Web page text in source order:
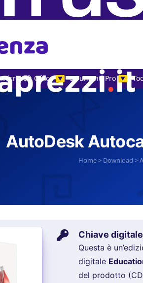
Microsoft Office ▼ Strumenti Pro ▼
AutoDesk
Home> Download >
Chiave digitale
Questa è
digitale
del prodotto